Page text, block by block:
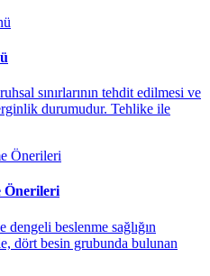
sınırlarının tehdit edilmesi ve
durumudur. Tehlike ile
Önerileri
dengeli beslenme sağlığın
dört besin grubunda bulunan